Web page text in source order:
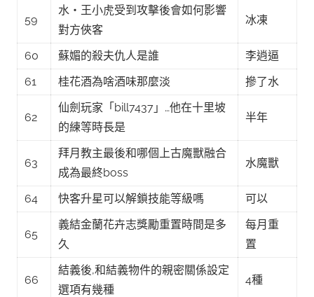
59
水・王小虎受到攻擊後會如何影響
對方俠客
冰凍
60 蘇媚的殺夫仇人是誰
李逍逼
61
桂花酒為啥酒味那麼淡 摻了水
62
仙劍玩家「bill7437」…他在十里坡
的練等時長是
半年
63
拜月教主最後和哪個上古魔獸融合
成為最終boss
水魔獸
64 快客升星可以解鎖技能等級嗎 可以
65
義結金蘭花卉志獎勵重置時間是多
久
每月重
置
66
結義後,和結義物件的親密關係設定
選項有幾種
4種